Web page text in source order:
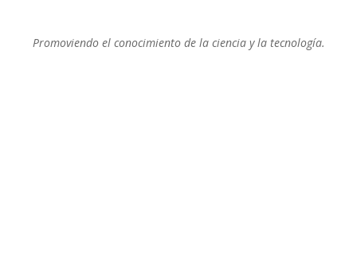
Promoviendo el conocimiento de la ciencia y la tecnología.